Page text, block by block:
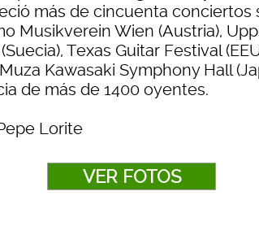
más de cincuenta conciertos
Musikverein Wien (Austria),
Texas Guitar Festival
Kawasaki Symphony Hall
de más de 1400 oyentes.
Lorite
VER FOTOS